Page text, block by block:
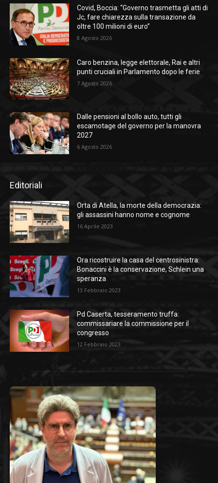
Covid, Boccia: “Governo trasmetta gli atti di
Jc, fare chiarezza sulla transazione da
oltre 100 milioni di euro”
8 Agosto 2026
Caro benzina, legge elettorale, Rai e altri
punti cruciali in Parlamento dopo le ferie
7 Agosto 2026
Dalle pensioni al bollo auto, tutti gli
escamotage del governo per la manovra
2027
6 Agosto 2026
Editoriali
Orta di Atella, la morte della democrazia:
gli assassini hanno nome e cognome
16 Aprile 2023
Ora ricostruire la casa del centrosinistra:
Bonaccini è la conservazione, Schlein una
speranza
13 Febbraio 2023
Pd Caserta, tesseramento truffa:
commissariare la commissione per il
congresso
12 Febbraio 2023